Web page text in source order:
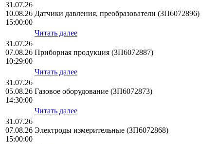
31.07.26
10.08.26
15:00:00
Датчики давления, преобразователи (ЗП6072896)
Читать далее
31.07.26
07.08.26
10:29:00
Приборная продукция (ЗП6072887)
Читать далее
31.07.26
05.08.26
14:30:00
Газовое оборудование (ЗП6072873)
Читать далее
31.07.26
07.08.26
15:00:00
Электроды измерительные (ЗП6072868)